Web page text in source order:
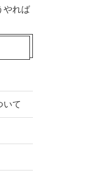
やれば
いて